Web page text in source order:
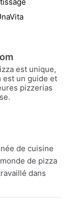
est unique,
est un guide et
pizzerias
de cuisine
de pizza
dans